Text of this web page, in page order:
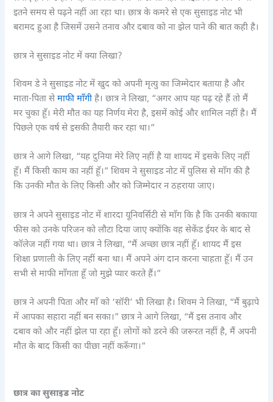
इतने समय से पढ़ने नहीं आ रहा था। छात्र के कमरे से एक सुसाइड नोट भी
बरामद हुआ है जिसमें उसने तनाव और दबाव को ना झेल पाने की बात कही है।
छात्र ने सुसाइड नोट में क्या लिखा?
शिवम डे ने सुसाइड नोट में खुद को अपनी मृत्यु का जिम्मेदार बताया है और
माता-पिता सेमाफी माँगी है। छात्र ने लिखा, “अगर आप यह पढ़ रहे हैं तो मैं
मर चुका हूँ। मेरी मौत का यह निर्णय मेरा है, इसमें कोई और शामिल नहीं है। मैं
पिछले एक वर्ष से इसकी तैयारी कर रहा था।”
छात्र ने आगे लिखा, “यह दुनिया मेरे लिए नहीं है या शायद में इसके लिए नहीं
हूँ। मैं किसी काम का नहीं हूँ।” शिवम ने सुसाइड नोट में पुलिस से माँग की है
कि उनकी मौत के लिए किसी और को जिम्मेदार न ठहराया जाए।
छात्र ने अपने सुसाइड नोट में शारदा यूनिवर्सिटी से माँग कि है कि उनकी बकाया
फीस को उनके परिजन को लौटा दिया जाए क्योंकि वह सेकेंड ईयर के बाद से
कॉलेज नहीं गया था। छात्र ने लिखा, “मैं अच्छा छात्र नहीं हूँ। शायद मैं इस
शिक्षा प्रणाली के लिए नहीं बना था। मैं अपने अंग दान करना चाहता हूँ। मैं उन
सभी से माफी माँगता हूँ जो मुझे प्यार करते हैं।”
छात्र ने अपनी पिता और माँ को ‘सॉरी’ भी लिखा है। शिवम ने लिखा, “मैं बुढ़ापे
में आपका सहारा नहीं बन सका।” छात्र ने आगे लिखा, “मैं इस तनाव और
दबाव को और नहीं झेल पा रहा हूँ। लोगों को डरने की जरूरत नहीं है, मैं अपनी
मौत के बाद किसी का पीछा नहीं करूँगा।”
छात्र का सुसाइड नोट